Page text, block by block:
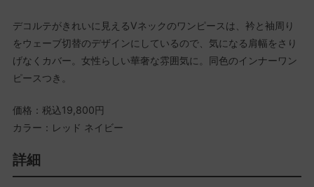
デコルテがきれいに見えるVネックのワンピースは、衿と袖周り
をウェーブ切替のデザインにしているので、気になる肩幅をさり
げなくカバー。女性らしい華奢な雰囲気に。同色のインナーワン
ピースつき。
価格：税込19,800円
カラー：レッド ネイビー
詳細